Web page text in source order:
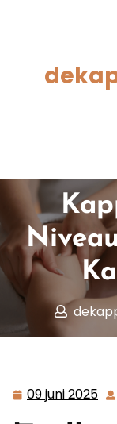
09 juni 2025 09